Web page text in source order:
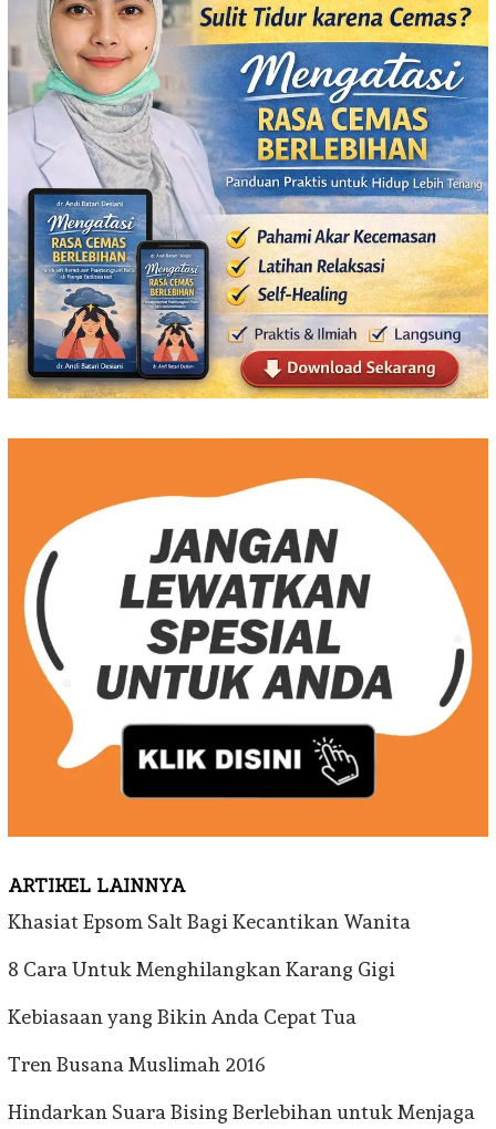
ARTIKEL LAINNYA
Khasiat Epsom Salt Bagi Kecantikan Wanita
8 Cara Untuk Menghilangkan Karang Gigi
Kebiasaan yang Bikin Anda Cepat Tua
Tren Busana Muslimah 2016
Hindarkan Suara Bising Berlebihan untuk Menjaga